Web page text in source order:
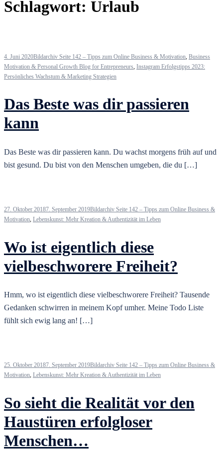
Schlagwort: Urlaub
4. Juni 2020Bildarchiv Seite 142 – Tipps zum Online Business & Motivation, Business
Motivation & Personal Growth Blog for Entrepreneurs, Instagram Erfolgstipps 2023:
Persönliches Wachstum & Marketing Strategien
Das Beste was dir passieren
kann
Das Beste was dir passieren kann. Du wachst morgens früh auf und
bist gesund. Du bist von den Menschen umgeben, die du […]
27. Oktober 20187. September 2019Bildarchiv Seite 142 – Tipps zum Online Business &
Motivation, Lebenskunst: Mehr Kreation & Authentizität im Leben
Wo ist eigentlich diese
vielbeschworere Freiheit?
Hmm, wo ist eigentlich diese vielbeschworere Freiheit? Tausende
Gedanken schwirren in meinem Kopf umher. Meine Todo Liste
fühlt sich ewig lang an! […]
25. Oktober 20187. September 2019Bildarchiv Seite 142 – Tipps zum Online Business &
Motivation, Lebenskunst: Mehr Kreation & Authentizität im Leben
So sieht die Realität vor den
Haustüren erfolgloser
Menschen…